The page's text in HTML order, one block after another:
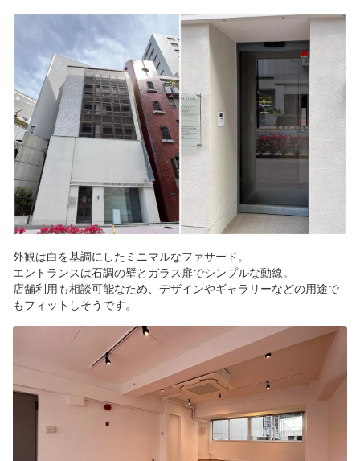
外観は白を基調にしたミニマルなファサード。
エントランスは石調の壁とガラス扉でシンプルな動線。
店舗利用も相談可能なため、デザインやギャラリーなどの用途で
もフィットしそうです。